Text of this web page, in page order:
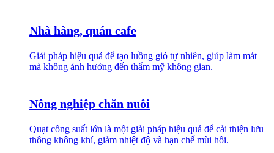
Nhà hàng, quán cafe
Giải pháp hiệu quả để tạo luồng gió tự nhiên, giúp làm mát
mà không ảnh hưởng đến thẩm mỹ không gian.
Nông nghiệp chăn nuôi
Quạt công suất lớn là một giải pháp hiệu quả để cải thiện lưu
thông không khí, giảm nhiệt độ và hạn chế mùi hôi.